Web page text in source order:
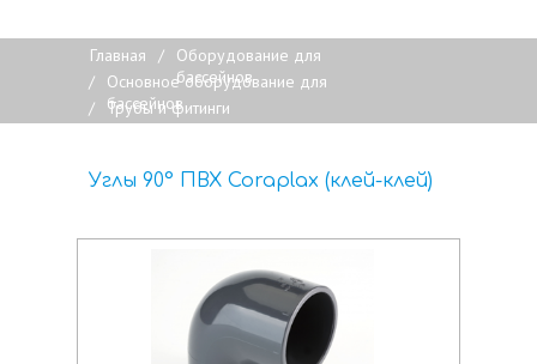
Главная
Оборудование для
бассейнов
/
Основное оборудование для
бассейнов
/
Трубы и фитинги
/
Углы 90° ПВХ Coraplax (клей-клей)